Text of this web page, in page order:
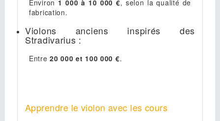
Environ 1 000 à 10 000 €, selon la qualité de
fabrication.
Violons anciens inspirés des
Stradivarius :
Entre20 000 et 100 000 €.
Apprendre le violon avec les cours